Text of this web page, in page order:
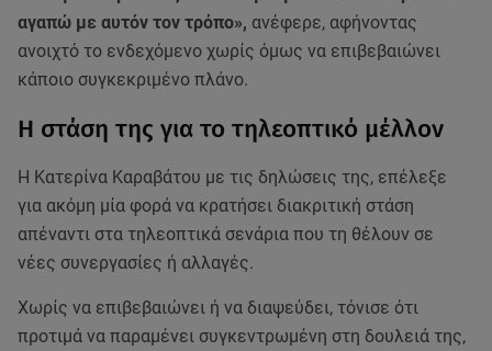
αγαπώ με αυτόν τον τρόπο», ανέφερε, αφήνοντας
ανοιχτό το ενδεχόμενο χωρίς όμως να επιβεβαιώνει
κάποιο συγκεκριμένο πλάνο.
Η στάση της για το τηλεοπτικό μέλλον
Η Κατερίνα Καραβάτου με τις δηλώσεις της, επέλεξε
για ακόμη μία φορά να κρατήσει διακριτική στάση
απέναντι στα τηλεοπτικά σενάρια που τη θέλουν σε
νέες συνεργασίες ή αλλαγές.
Χωρίς να επιβεβαιώνει ή να διαψεύδει, τόνισε ότι
προτιμά να παραμένει συγκεντρωμένη στη δουλειά της,